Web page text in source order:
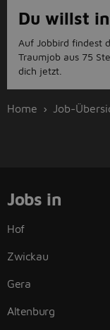
Du willst
Auf Jobbird findest
Traumjob aus 75
dich jetzt.
Home Job-
Jobs in
Hof
Zwickau
Gera
Altenburg